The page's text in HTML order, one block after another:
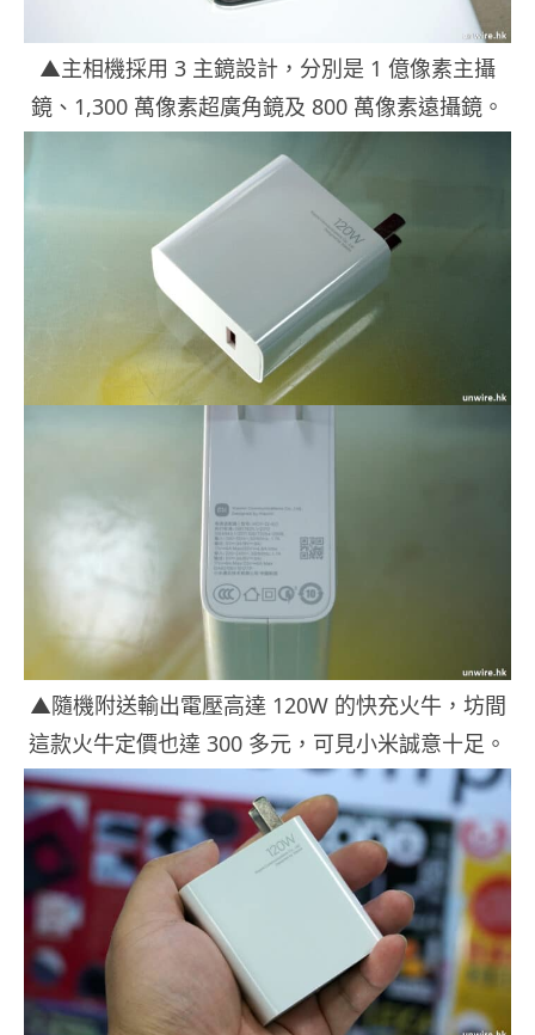
▲主相機採用 3 主鏡設計，分別是 1 億像素主攝
鏡、1,300 萬像素超廣角鏡及 800 萬像素遠攝鏡。
▲隨機附送輸出電壓高達 120W 的快充火牛，坊間
這款火牛定價也達 300 多元，可見小米誠意十足。